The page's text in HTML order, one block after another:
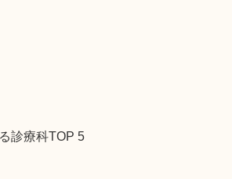
診療科TOP 5